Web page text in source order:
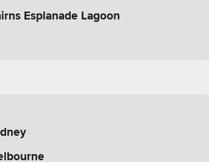
Esplanade Lagoon